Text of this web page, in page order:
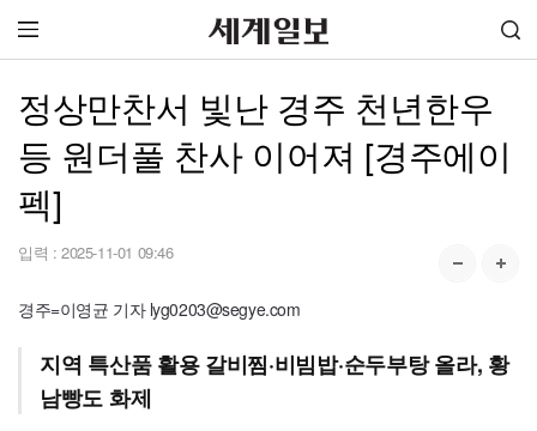
정상만찬서 빛난 경주 천년한우
등 원더풀 찬사 이어져 [경주에이
펙]
입력 : 2025-11-01 09:46
경주=이영균 기자 lyg0203@segye.com
지역 특산품 활용 갈비찜·비빔밥·순두부탕 올라, 황
남빵도 화제